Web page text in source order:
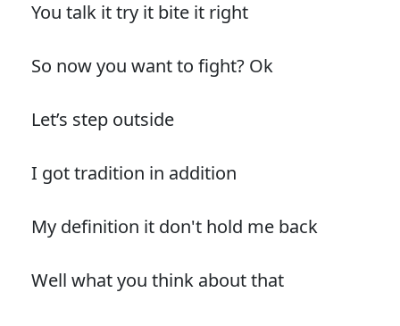
You talk it try it bite it right
So now you want to fight? Ok
Let’s step outside
I got tradition in addition
My definition it don't hold me back
Well what you think about that